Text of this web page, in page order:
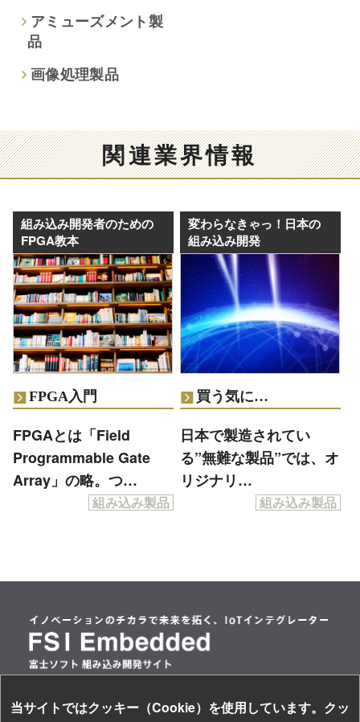
アミューズメント製
品
画像処理製品
関連業界情報
組み込み開発者のための
FPGA教本
FPGA入門
FPGAとは「Field
Programmable Gate
Array」の略。つ…
組み込み製品
変わらなきゃっ！日本の
組み込み開発
買う気に…
日本で製造されてい
る”無難な製品”では、オ
リジナリ…
組み込み製品
情報セキュリティ基本方針
当サイトではクッキー（Cookie）を使用しています。クッ